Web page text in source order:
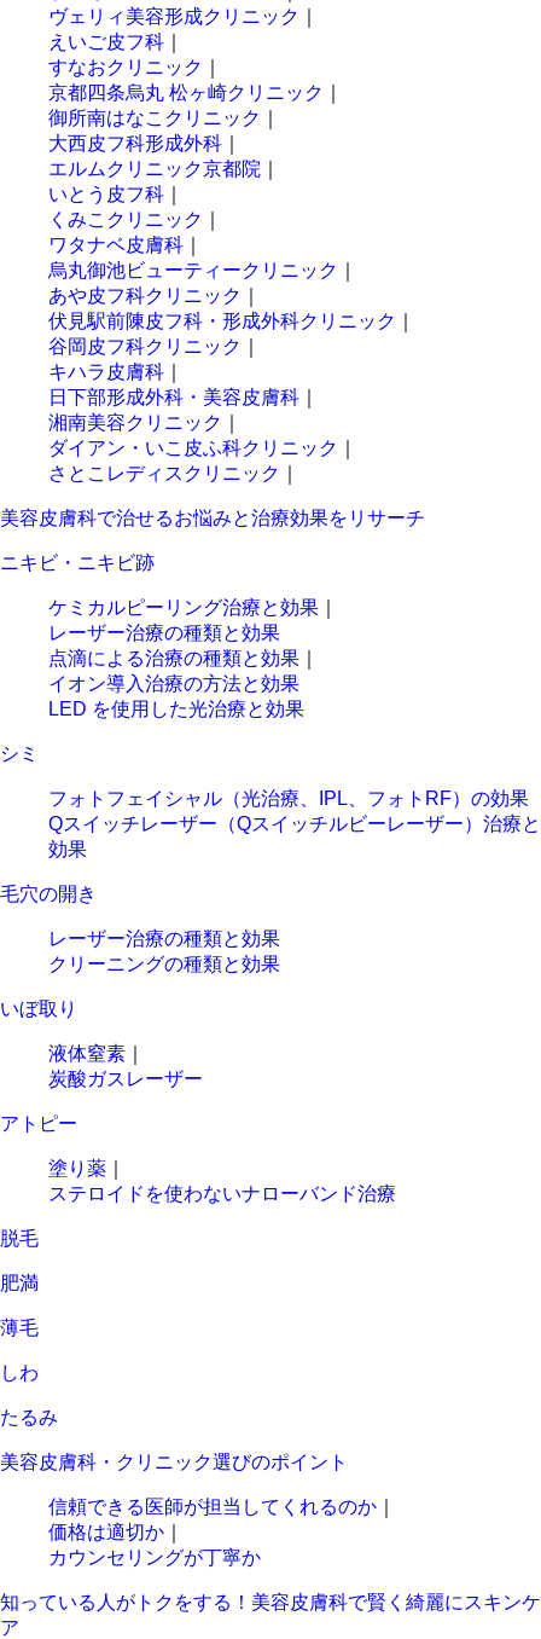
ヴェリィ美容形成クリニック
えいご皮フ科
すなおクリニック
京都四条烏丸 松ヶ崎クリニック
御所南はなこクリニック
大西皮フ科形成外科
エルムクリニック京都院
いとう皮フ科
くみこクリニック
ワタナベ皮膚科
烏丸御池ビューティークリニック
あや皮フ科クリニック
伏見駅前陳皮フ科・形成外科クリニック
谷岡皮フ科クリニック
キハラ皮膚科
日下部形成外科・美容皮膚科
湘南美容クリニック
ダイアン・いこ皮ふ科クリニック
さとこレディスクリニック
美容皮膚科で治せるお悩みと治療効果をリサーチ
ニキビ・ニキビ跡
ケミカルピーリング治療と効果
レーザー治療の種類と効果
点滴による治療の種類と効果
イオン導入治療の方法と効果
LED を使用した光治療と効果
シミ
フォトフェイシャル（光治療、IPL、フォトRF）の効果
Qスイッチレーザー（Qスイッチルビーレーザー）治療と
効果
毛穴の開き
レーザー治療の種類と効果
クリーニングの種類と効果
いぼ取り
液体窒素
炭酸ガスレーザー
アトピー
塗り薬
ステロイドを使わないナローバンド治療
脱毛
肥満
薄毛
しわ
たるみ
美容皮膚科・クリニック選びのポイント
信頼できる医師が担当してくれるのか
価格は適切か
カウンセリングが丁寧か
知っている人がトクをする！美容皮膚科で賢く綺麗にスキンケ
ア